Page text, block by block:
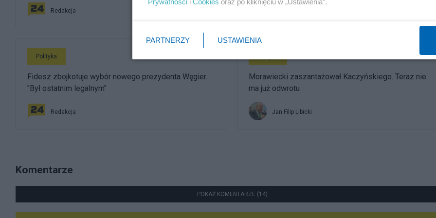
Redakcja
Polityka
Fidesz zbojkotuje wybór nowego prezydenta Węgier.
"Był ostatnim legalnym"
Redakcja
Morawiecki zaszantażował Kaczyńskiego. Teraz nie
ma już odwrotu
Jan Filip Libicki
Komentarze
POKAŻ KOMENTARZE (14)
PARTNERZY USTAWIENIA